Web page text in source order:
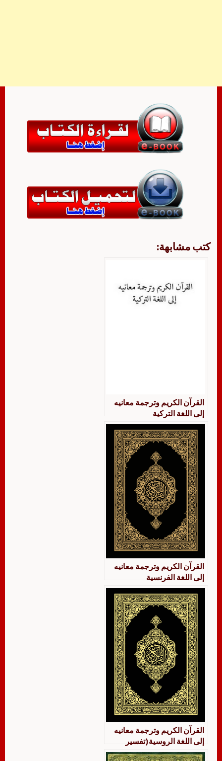
كتب مشابهة:
القرآن الكريم وترجمة معانيه
إلى اللغة التركية
القرآن الكريم وترجمة معانيه
إلى اللغة‎ الفرنسية
القرآن الكريم وترجمة معانيه
إلى اللغة‎ الروسية(تفسير
السعدي)